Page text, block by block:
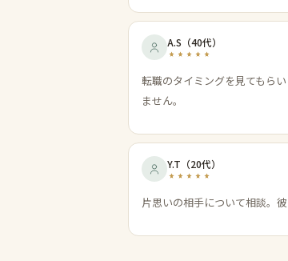
A.S （40代）
転職のタイミングを見てもら
ません。
Y.T （20代）
片思いの相手について相談。